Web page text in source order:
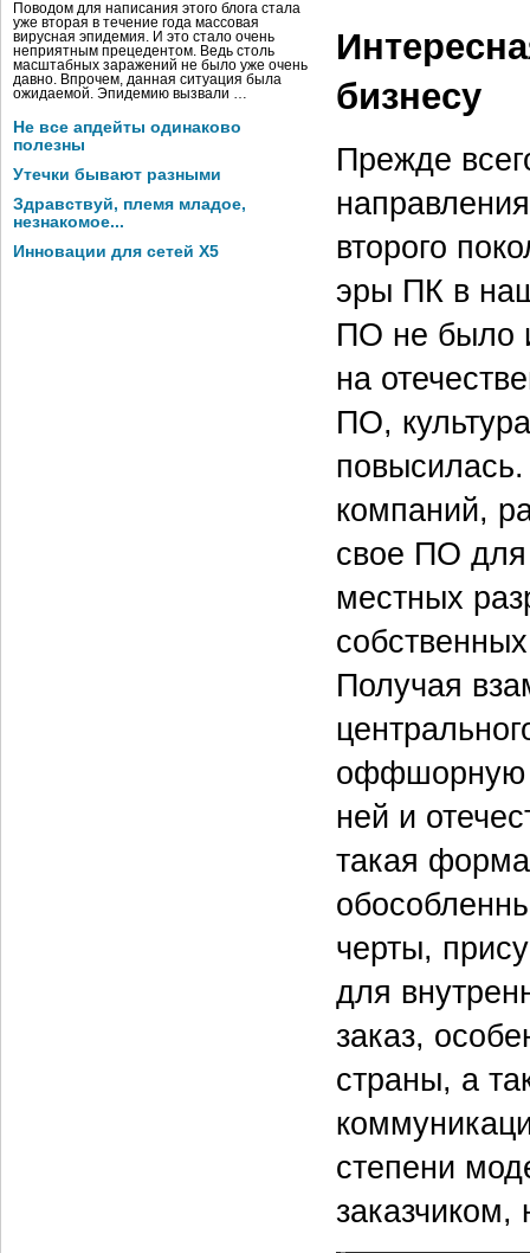
Поводом для написания этого блога стала
уже вторая в течение года массовая
вирусная эпидемия. И это стало очень
неприятным прецедентом. Ведь столь
масштабных заражений не было уже очень
давно. Впрочем, данная ситуация была
ожидаемой. Эпидемию вызвали …
Не все апдейты одинаково
полезны
Утечки бывают разными
Здравствуй, племя младое,
незнакомое...
Инновации для сетей X5
бизнесу
Прежде
второго
эры ПК в
ПО не было
на
ПО,
компаний,
свое ПО для
местных
Получая
оффшорную
ней и
такая
черты,
для
заказ,
страны, а
степени